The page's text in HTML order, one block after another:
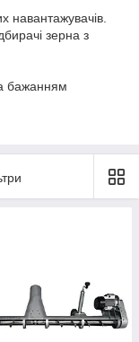
навантажувачів.
зерна з
бажанням